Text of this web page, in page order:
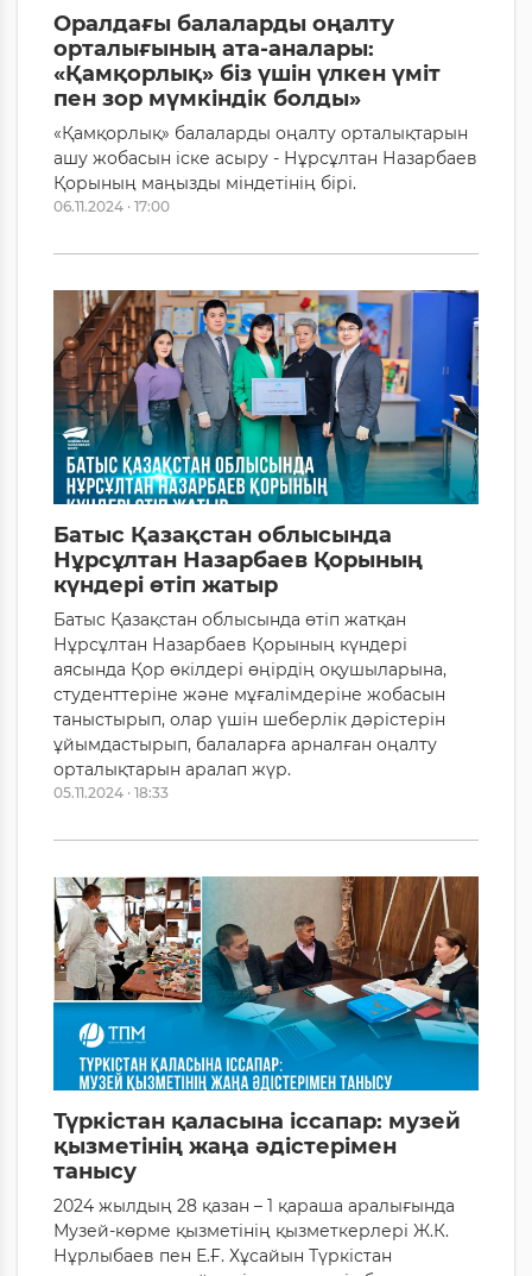
Оралдағы балаларды оңалту
орталығының ата-аналары:
«Қамқорлық» біз үшін үлкен үміт
пен зор мүмкіндік болды»
«Қамқорлық» балаларды оңалту орталықтарын
ашу жобасын іске асыру - Нұрсұлтан Назарбаев
Қорының маңызды міндетінің бірі.
06.11.2024 · 17:00
Батыс Қазақстан облысында
Нұрсұлтан Назарбаев Қорының
күндері өтіп жатыр
Батыс Қазақстан облысында өтіп жатқан
Нұрсұлтан Назарбаев Қорының күндері
аясында Қор өкілдері өңірдің оқушыларына,
студенттеріне және мұғалімдеріне жобасын
таныстырып, олар үшін шеберлік дәрістерін
ұйымдастырып, балаларға арналған оңалту
орталықтарын аралап жүр.
05.11.2024 · 18:33
Түркістан қаласына іссапар: музей
қызметінің жаңа әдістерімен
танысу
2024 жылдың 28 қазан – 1 қараша аралығында
Музей-көрме қызметінің қызметкерлері Ж.К.
Нұрлыбаев пен Е.Ғ. Хұсайын Түркістан